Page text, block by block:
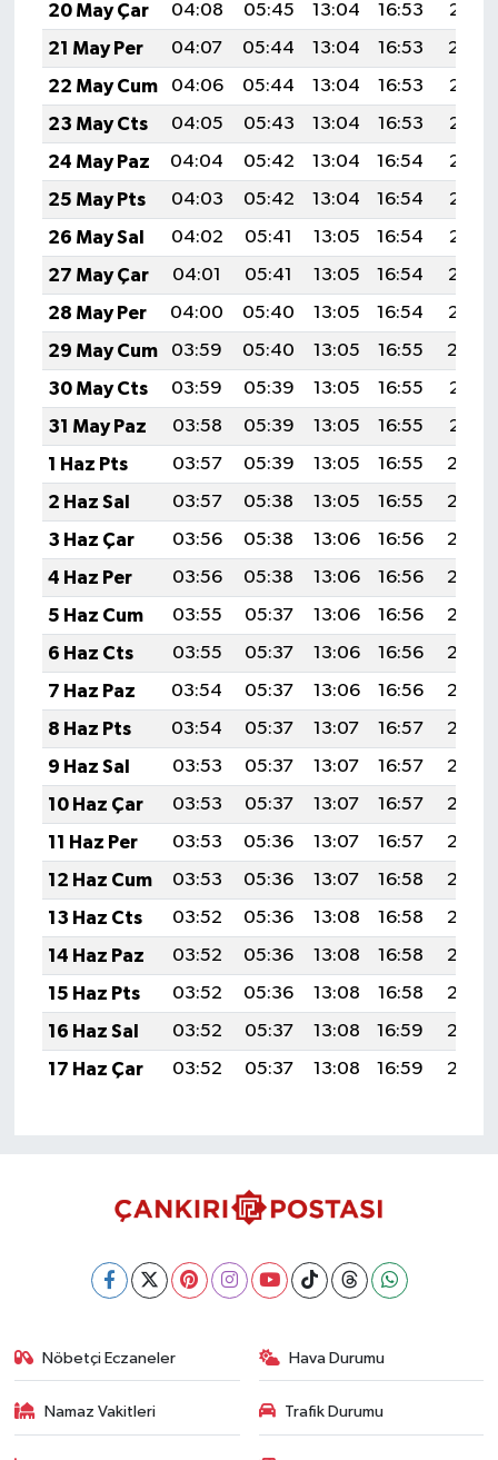
20 May Çar
04:08 05:45 13:04 16:53
20:13
21 May Per
04:07 05:44 13:04 16:53
20:14
22 May Cum
04:06 05:44 13:04 16:53
20:15
23 May Cts
04:05 05:43 13:04 16:53
20:16
24 May Paz
04:04 05:42 13:04 16:54
20:16
25 May Pts
04:03 05:42 13:04 16:54
20:17
26 May Sal
04:02 05:41 13:05 16:54
20:18
27 May Çar
04:01 05:41 13:05 16:54
20:19
28 May Per
04:00 05:40 13:05 16:54
20:19
29 May Cum
03:59 05:40 13:05 16:55
20:20
30 May Cts
03:59 05:39 13:05 16:55
20:21
31 May Paz
03:58 05:39 13:05 16:55
20:21
1 Haz Pts
03:57 05:39 13:05 16:55
20:22
2 Haz Sal
03:57 05:38 13:05 16:55
20:23
3 Haz Çar
03:56 05:38 13:06 16:56
20:23
4 Haz Per
03:56 05:38 13:06 16:56
20:24
5 Haz Cum
03:55 05:37 13:06 16:56
20:25
6 Haz Cts
03:55 05:37 13:06 16:56
20:25
7 Haz Paz
03:54 05:37 13:06 16:56
20:26
8 Haz Pts
03:54 05:37 13:07 16:57
20:26
9 Haz Sal
03:53 05:37 13:07 16:57
20:27
10 Haz Çar
03:53 05:37 13:07 16:57
20:27
11 Haz Per
03:53 05:36 13:07 16:57
20:28
12 Haz Cum
03:53 05:36 13:07 16:58
20:28
13 Haz Cts
03:52 05:36 13:08 16:58
20:29
14 Haz Paz
03:52 05:36 13:08 16:58
20:29
15 Haz Pts
03:52 05:36 13:08 16:58
20:30
16 Haz Sal
03:52 05:37 13:08 16:59
20:30
17 Haz Çar
03:52 05:37 13:08 16:59 20:30
Nöbetçi Eczaneler Hava Durumu
Namaz Vakitleri Trafik Durumu